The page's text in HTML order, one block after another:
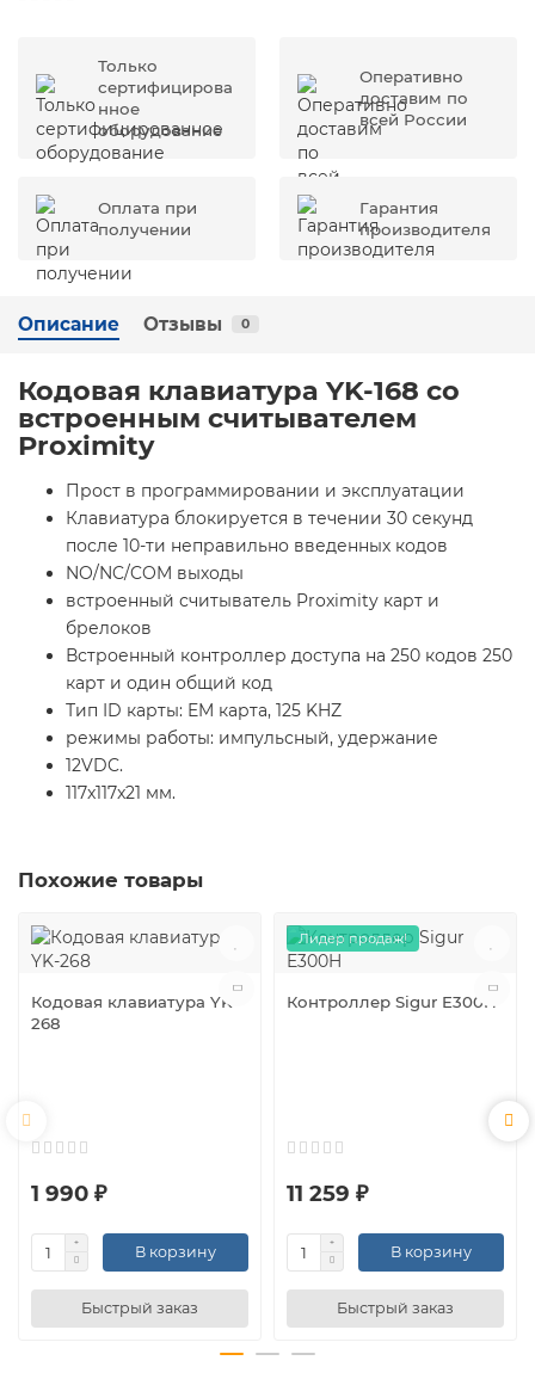
Только
сертифицирова
нное
оборудование
Оперативно
доставим по
всей России
Оплата при
получении
Гарантия
производителя
Описание Отзывы 0
Кодовая клавиатура YK-168 со
встроенным считывателем
Proximity
Прост в программировании и эксплуатации
Клавиатура блокируется в течении 30 секунд
после 10-ти неправильно введенных кодов
NO/NC/COM выходы
встроенный считыватель Proximity карт и
брелоков
Встроенный контроллер доступа на 250 кодов 250
карт и один общий код
Тип ID карты: EM карта, 125 KHZ
режимы работы: импульсный, удержание
12VDC.
117x117x21 мм.
Похожие товары
Кодовая клавиатура YK-
268
1 990 ₽
В корзину
Быстрый заказ
Лидер продаж!
Контроллер Sigur E300H
11 259 ₽
В корзину
Быстрый заказ